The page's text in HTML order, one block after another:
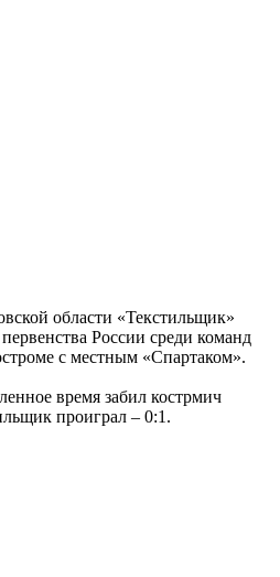
области «Текстильщик»
России среди команд
с местным «Спартаком».
время забил кострмич
проиграл – 0:1.